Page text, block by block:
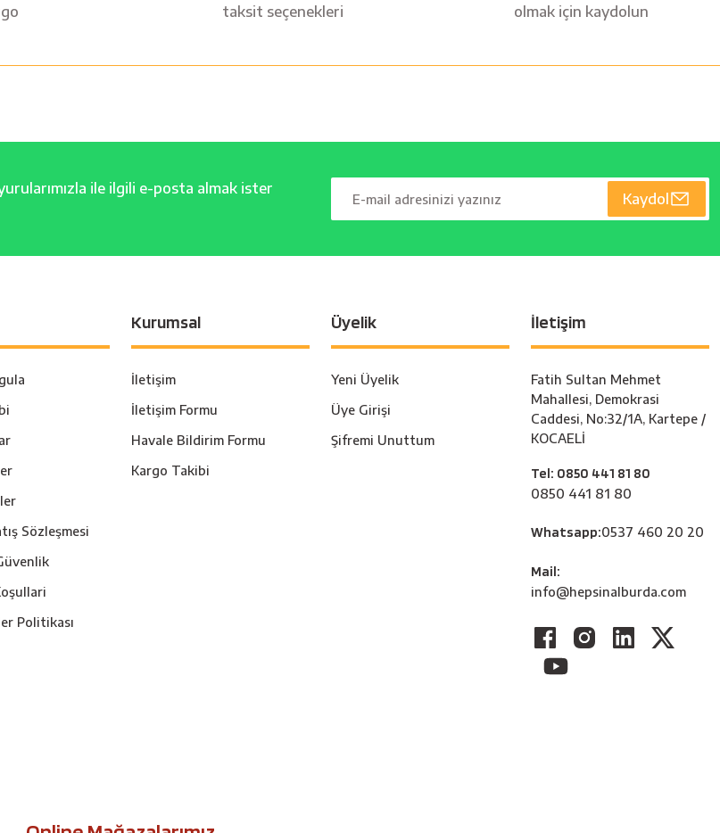
taksit seçenekleri
olmak için kaydolun
ile ilgili e-posta almak ister
Kaydol
Sözleşmesi
Politikası
Kurumsal
İletişim
İletişim Formu
Havale Bildirim Formu
Kargo Takibi
Üyelik
Yeni Üyelik
Üye Girişi
Şifremi Unuttum
İletişim
Fatih Sultan Mehmet
Mahallesi, Demokrasi
Caddesi, No:32/1A, Kartepe /
KOCAELİ
Tel: 0850 441 81 80
0850 441 81 80
Whatsapp:0537 460 20 20
Mail:
info@hepsinalburda.com